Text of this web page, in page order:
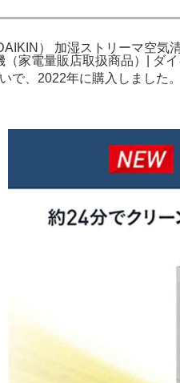
） 加湿ストリーマ空気
家電量販店取扱商品）| ダイ
、2022年に購入しました